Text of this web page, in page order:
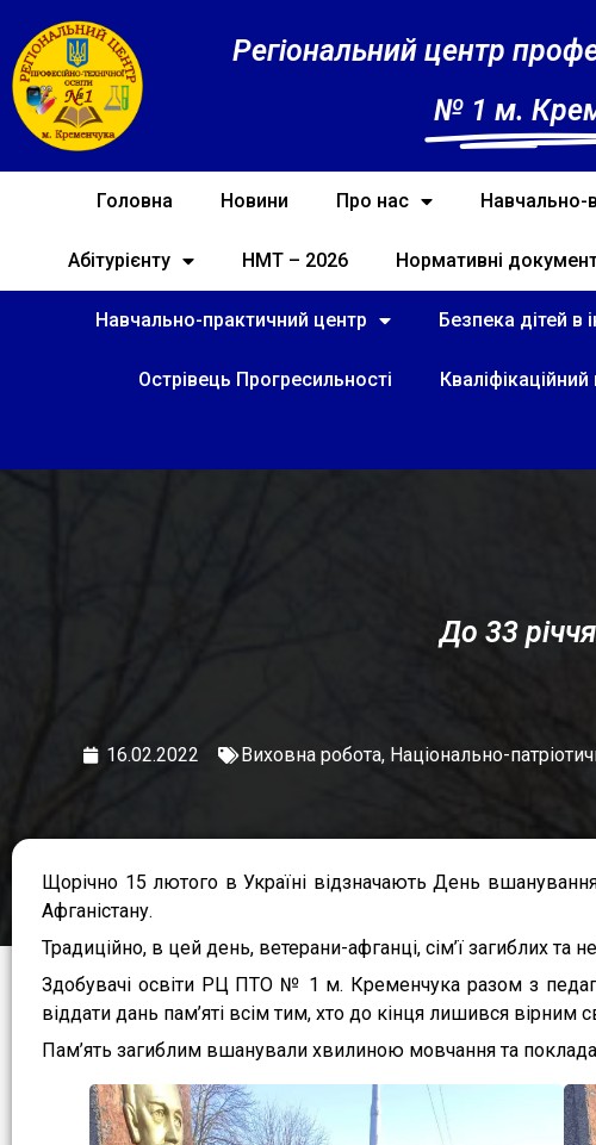
Регіональний центр
№ 1 м.
Головна Новини Про нас Навчально-
Абітурієнту НМТ – 2026 Нормативні
Навчально-практичний центр Безпека дітей в
Острівець Прогресильності Кваліфікаційний
До 33
16.02.2022 Виховна робота, Національно-
Щорічно 15 лютого в Україні відзначають День
Афганістану.
Традиційно, в цей день, ветерани-афганці, сім’ї загиблих та
Здобувачі освіти РЦ ПТО № 1 м. Кременчука разом з
віддати дань пам’яті всім тим, хто до кінця лишився вірним
Пам’ять загиблим вшанували хвилиною мовчання та